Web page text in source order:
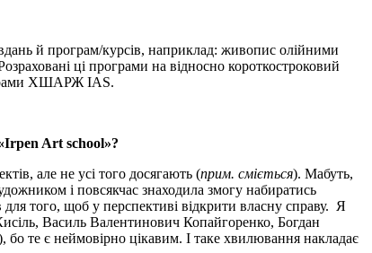
й програм/курсів, наприклад: живопис олійними
ці програми на відносно короткостроковий
ХШАРЖ IAS.
Art school»?
але не усі того досягають (прим. сміється). Мабуть,
і повсякчас знаходила змогу набиратись
для того, щоб у перспективі відкрити власну справу. Я
Василь Валентинович Копайгоренко, Богдан
бо те є неймовірно цікавим. І таке хвилювання накладає